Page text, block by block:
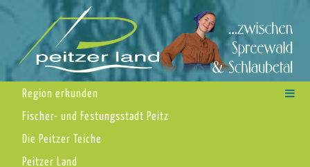
Region erkunden
Fischer- und Festungsstadt Peitz
Die Peitzer Teiche
Peitzer Land